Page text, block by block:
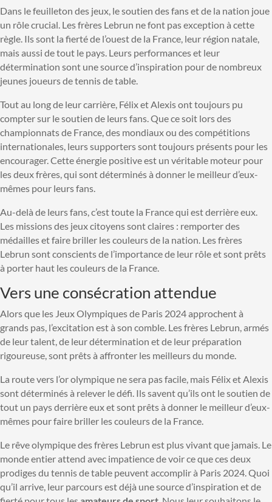
Dans le feuilleton des jeux, le soutien des fans et de la nation joue
un rôle crucial. Les frères Lebrun ne font pas exception à cette
règle. Ils sont la fierté de l’ouest de la France, leur région natale,
mais aussi de tout le pays. Leurs performances et leur
détermination sont une source d’inspiration pour de nombreux
jeunes joueurs de tennis de table.
Tout au long de leur carrière, Félix et Alexis ont toujours pu
compter sur le soutien de leurs fans. Que ce soit lors des
championnats de France, des mondiaux ou des compétitions
internationales, leurs supporters sont toujours présents pour les
encourager. Cette énergie positive est un véritable moteur pour
les deux frères, qui sont déterminés à donner le meilleur d’eux-
mêmes pour leurs fans.
Au-delà de leurs fans, c’est toute la France qui est derrière eux.
Les missions des jeux citoyens sont claires : remporter des
médailles et faire briller les couleurs de la nation. Les frères
Lebrun sont conscients de l’importance de leur rôle et sont prêts
à porter haut les couleurs de la France.
Vers une consécration attendue
Alors que les Jeux Olympiques de Paris 2024 approchent à
grands pas, l’excitation est à son comble. Les frères Lebrun, armés
de leur talent, de leur détermination et de leur préparation
rigoureuse, sont prêts à affronter les meilleurs du monde.
La route vers l’or olympique ne sera pas facile, mais Félix et Alexis
sont déterminés à relever le défi. Ils savent qu’ils ont le soutien de
tout un pays derrière eux et sont prêts à donner le meilleur d’eux-
mêmes pour faire briller les couleurs de la France.
Le rêve olympique des frères Lebrun est plus vivant que jamais. Le
monde entier attend avec impatience de voir ce que ces deux
prodiges du tennis de table peuvent accomplir à Paris 2024. Quoi
qu’il arrive, leur parcours est déjà une source d’inspiration et de